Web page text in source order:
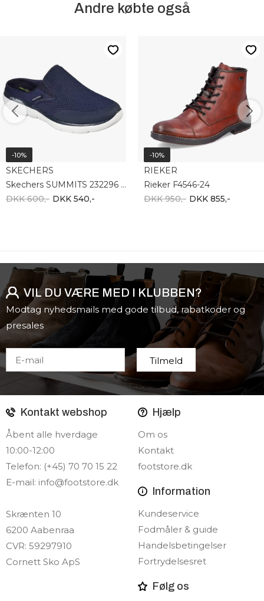
Andre købte også
-10%
SKECHERS
Skechers SUMMITS 232296 NVY
DKK 600,- DKK 540,-
-10%
RIEKER
Rieker F4546-24
DKK 950,- DKK 855,-
VIL DU VÆRE MED I KLUBBEN?
Modtag nyhedsmails med gode tilbud, rabatkoder og
presales
Kontakt webshop
Åbent alle hverdage
10:00-12:00
Telefon: (+45) 70 70 15 22
E-mail: info@footstore.dk
Skrænten 10
6200 Aabenraa
CVR: 59297910
Cornett Sko ApS
Hjælp
Om os
Kontakt
footstore.dk
Information
Kundeservice
Fodmåler & guide
Handelsbetingelser
Fortrydelsesret
Følg os